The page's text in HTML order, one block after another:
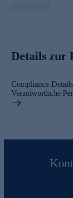
Details zur
Compliance-
Verantwortliche